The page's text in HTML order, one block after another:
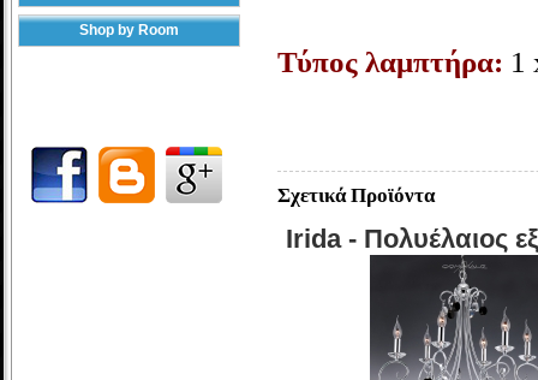
Shop by Room
Τύπος λαμπτήρα: 1
Σχετικά Προϊόντα
Irida - Πολυέλαιος